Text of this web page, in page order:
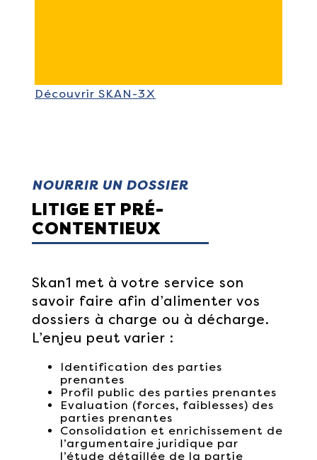
Découvrir SKAN-3X
NOURRIR UN DOSSIER
LITIGE ET PRÉ-
CONTENTIEUX
Skan1 met à votre service son
savoir faire afin d’alimenter vos
dossiers à charge ou à décharge.
L’enjeu peut varier :
Identification des parties
prenantes
Profil public des parties prenantes
Evaluation (forces, faiblesses) des
parties prenantes
Consolidation et enrichissement de
l’argumentaire juridique par
l’étude détaillée de la partie